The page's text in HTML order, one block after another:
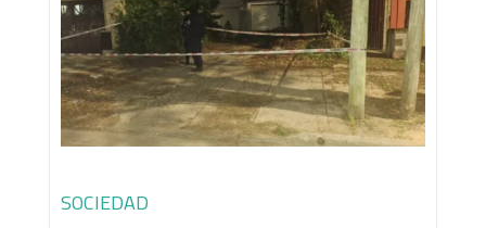
SOCIEDAD